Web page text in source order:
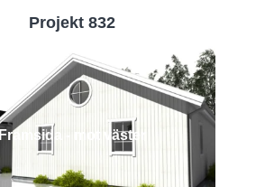
Projekt 832
Framsida - mot väster